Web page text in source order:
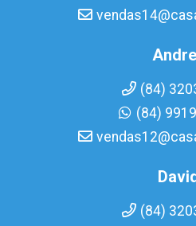
(84)
(84)
(84)